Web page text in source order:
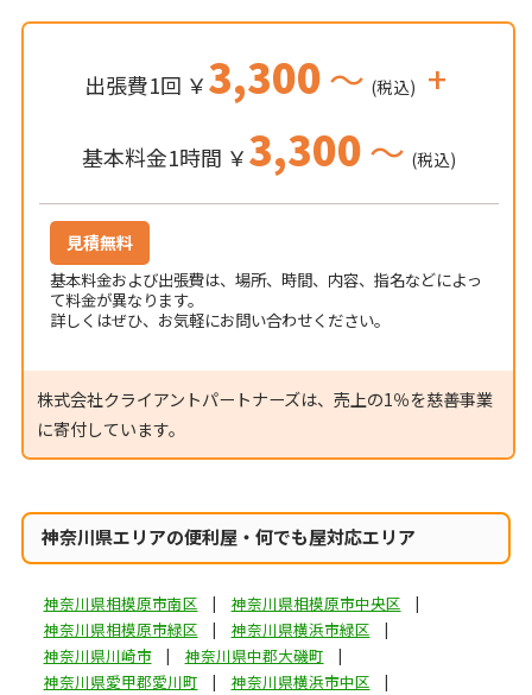
出張費1回 ￥3,300～ (税込) +
基本料金1時間 ￥3,300～ (税込)
見積無料
基本料金および出張費は、場所、時間、内容、指名などによっ
て料金が異なります。
詳しくはぜひ、お気軽にお問い合わせください。
株式会社クライアントパートナーズは、売上の1％を慈善事業
に寄付しています。
神奈川県エリアの便利屋・何でも屋対応エリア
神奈川県相模原市南区
神奈川県相模原市中央区
神奈川県相模原市緑区
神奈川県横浜市緑区
神奈川県川崎市
神奈川県中郡大磯町
神奈川県愛甲郡愛川町
神奈川県横浜市中区